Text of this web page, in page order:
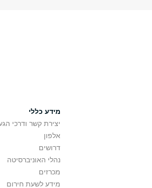
מידע כללי
יצירת קשר ודרכי
אלפון
דרושים
נהלי האוניברסיטה
מכרזים
מידע לשעת חירום